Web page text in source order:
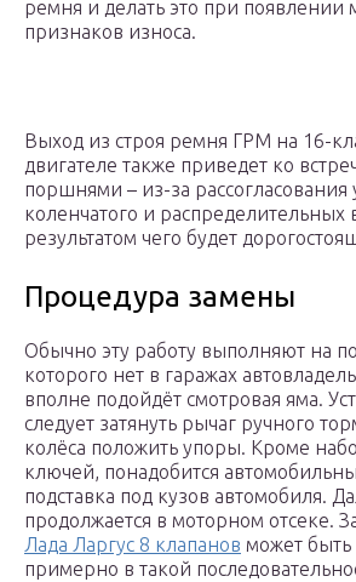
ремня и делать это при появлении
признаков износа.
Выход из строя ремня ГРМ на 16-
двигателе также приведет ко
поршнями – из-за рассогласования
коленчатого и распределительных
результатом чего будет
Процедура замены
Обычно эту работу выполняют на
которого нет в гаражах
вполне подойдёт смотровая яма.
следует затянуть рычаг ручного
колёса положить упоры. Кроме
ключей, понадобится
подставка под кузов автомобиля.
продолжается в моторном отсеке.
Лада Ларгус 8 клапанов может
примерно в такой